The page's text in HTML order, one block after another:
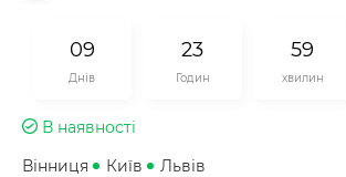
09
Днів
23
Годин
59
хвилин
В наявності
Вінниця
Київ Львів